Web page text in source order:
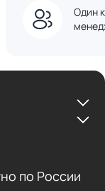
Один
по России